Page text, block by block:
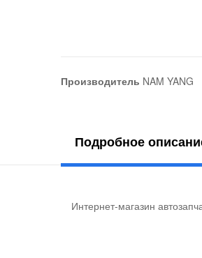
Производитель NAM YANG
Подробное
Интернет-магазин